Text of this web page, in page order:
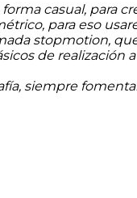
casual, para
para eso
stopmotion,
de
siempre